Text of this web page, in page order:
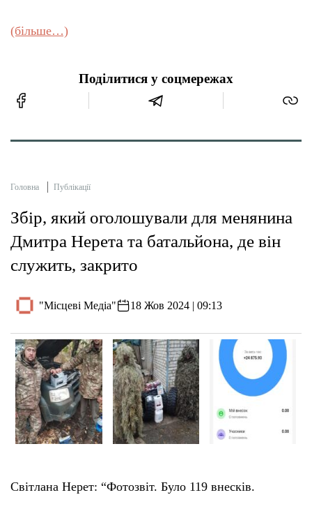
(більше…)
Поділитися у соцмережах
Головна Публікації
Збір, який оголошували для менянина
Дмитра Нерета та батальйона, де він
служить, закрито
"Місцеві Медіа" 18 Жов 2024 | 09:13
Світлана Нерет: “Фотозвіт. Було 119 внесків.